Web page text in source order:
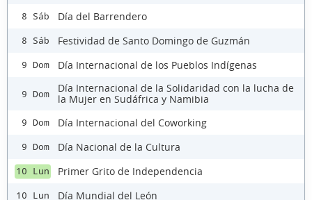
8 Sáb Día del Barrendero
8 Sáb Festividad de Santo Domingo de Guzmán
9 Dom Día Internacional de los Pueblos Indígenas
9 Dom
Día Internacional de la Solidaridad con la lucha de
la Mujer en Sudáfrica y Namibia
9 Dom Día Internacional del Coworking
9 Dom Día Nacional de la Cultura
10 Lun Primer Grito de Independencia
10 Lun Día Mundial del León